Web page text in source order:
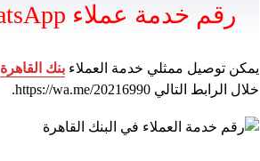
رقم خدمة عملاء WhatsApp في Cairo Bank
يمكن توصيل ممثلي خدمة العملاء بنك القاهرة
خلال الرابط التالي https://wa.me/20216990.